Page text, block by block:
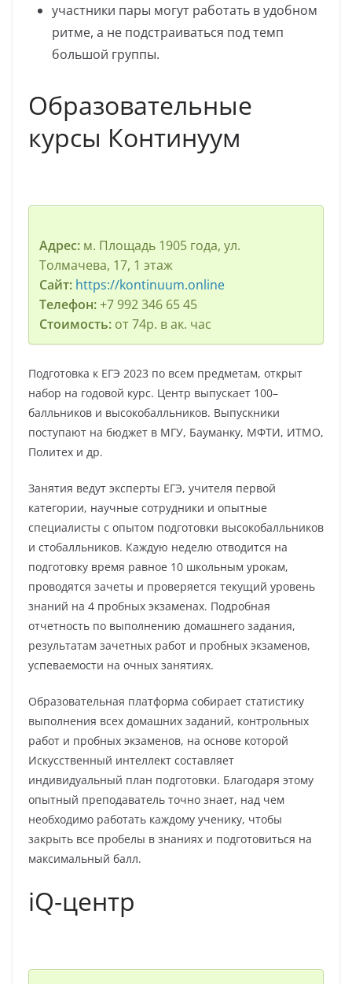
участники пары могут работать в удобном
ритме, а не подстраиваться под темп
большой группы.
Образовательные
курсы Континуум
Адрес:м. Площадь 1905 года, ул.
Толмачева, 17, 1 этаж
Сайт: https://kontinuum.online
Телефон:+7 992 346 65 45
Стоимость:от 74р. в ак. час
Подготовка к ЕГЭ 2023 по всем предметам, открыт
набор на годовой курс. Центр выпускает 100–
балльников и высокобалльников. Выпускники
поступают на бюджет в МГУ, Бауманку, МФТИ, ИТМО,
Политех и др.
Занятия ведут эксперты ЕГЭ, учителя первой
категории, научные сотрудники и опытные
специалисты с опытом подготовки высокобалльников
и стобалльников. Каждую неделю отводится на
подготовку время равное 10 школьным урокам,
проводятся зачеты и проверяется текущий уровень
знаний на 4 пробных экзаменах. Подробная
отчетность по выполнению домашнего задания,
результатам зачетных работ и пробных экзаменов,
успеваемости на очных занятиях.
Образовательная платформа собирает статистику
выполнения всех домашних заданий, контрольных
работ и пробных экзаменов, на основе которой
Искусственный интеллект составляет
индивидуальный план подготовки. Благодаря этому
опытный преподаватель точно знает, над чем
необходимо работать каждому ученику, чтобы
закрыть все пробелы в знаниях и подготовиться на
максимальный балл.
iQ-центр